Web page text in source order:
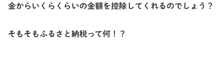
金からいくらくらいの金額を控除してくれるのでしょう？
そもそもふるさと納税って何！？